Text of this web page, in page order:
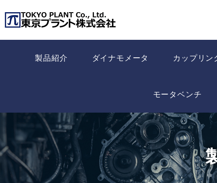
製品紹介 ダイナモメータ カップリン
モータベンチ